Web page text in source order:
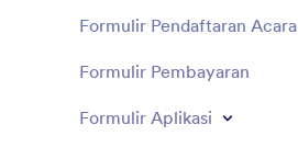
Formulir Pendaftaran Acara
Formulir Pembayaran
Formulir Aplikasi